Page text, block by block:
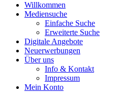
Willkommen
Mediensuche
Einfache Suche
Erweiterte Suche
Digitale Angebote
Neuerwerbungen
Über uns
Info & Kontakt
Impressum
Mein Konto